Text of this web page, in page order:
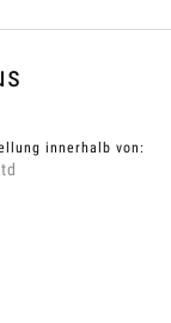
innerhalb von: